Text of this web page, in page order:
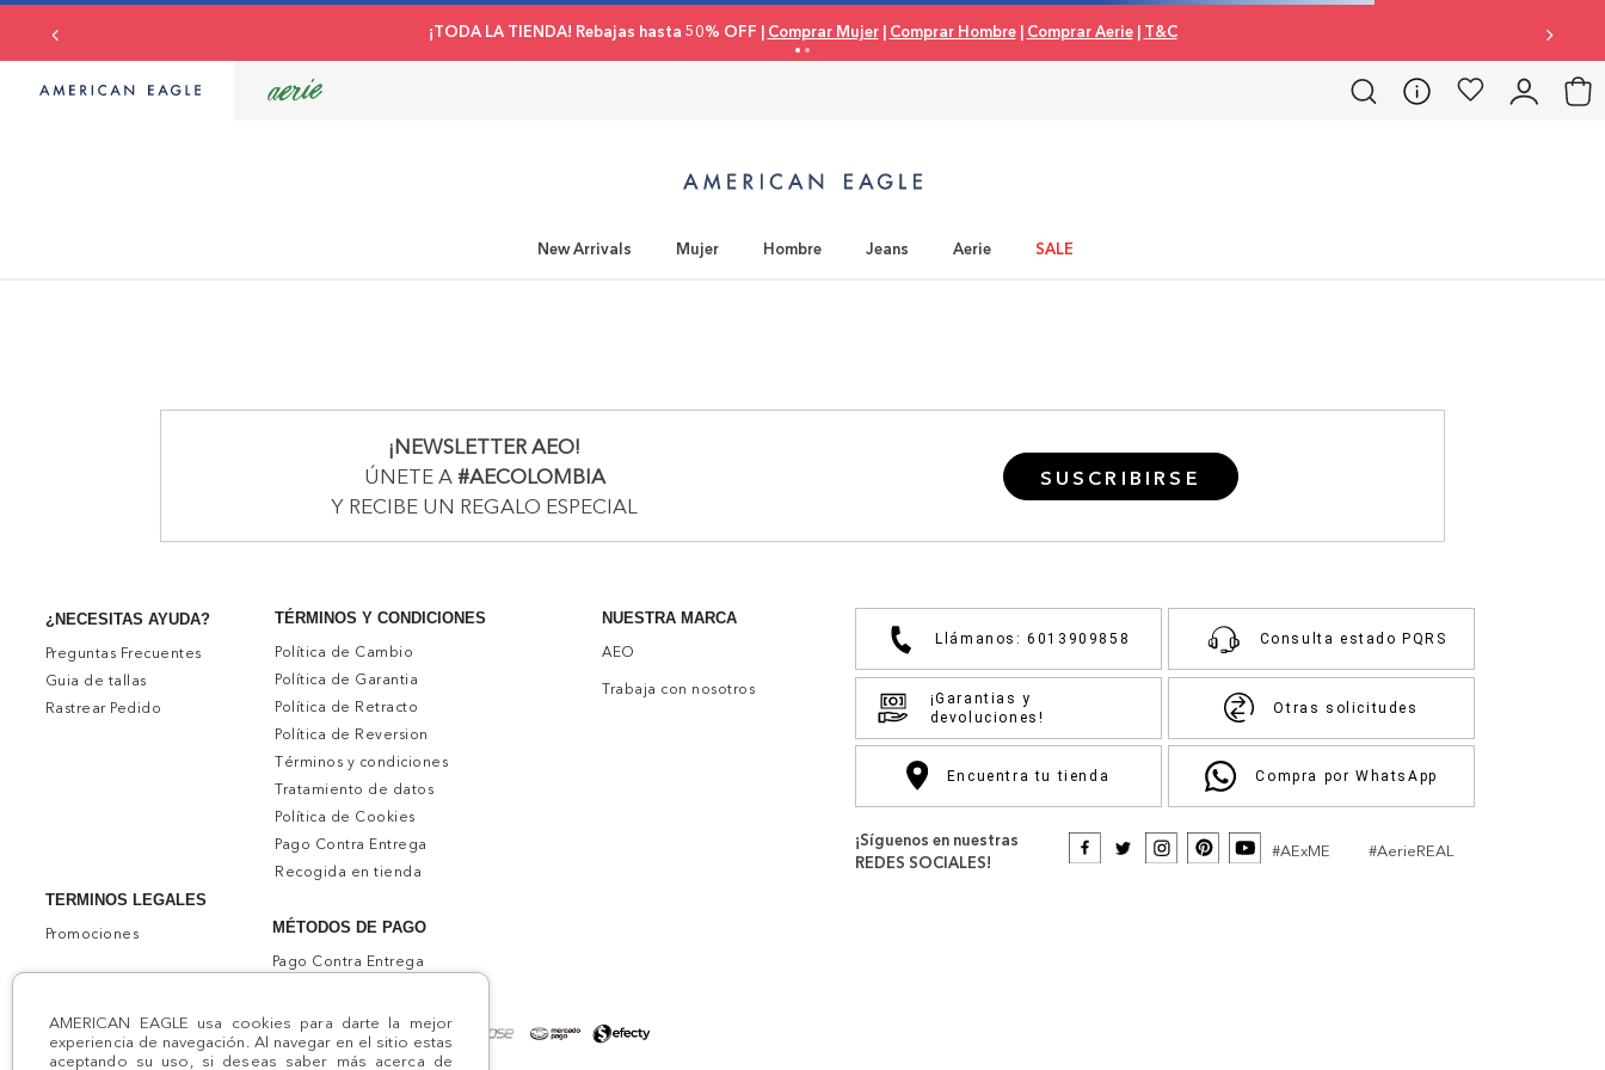
AMERICAN EAGLE usa cookies para darte la mejor
experiencia de navegación. Al navegar en el sitio estas
aceptando su uso, si deseas saber más acerca de
¡TODA LA TIENDA! Rebajas hasta 50% OFF | Comprar Mujer| Comprar Hombre| Comprar Aerie| T&C
New Arrivals Mujer Hombre Jeans Aerie SALE
¡NEWSLETTER AEO!
ÚNETE A #AECOLOMBIA
Y RECIBE UN REGALO ESPECIAL
SUSCRIBIRSE
¿NECESITAS AYUDA?
Preguntas Frecuentes
Guia de tallas
Rastrear Pedido
TERMINOS LEGALES
Promociones
TÉRMINOS Y CONDICIONES
Política de Cambio
Política de Garantia
Política de Retracto
Política de Reversion
Términos y condiciones
Tratamiento de datos
Política de Cookies
Pago Contra Entrega
Recogida en tienda
NUESTRA MARCA
AEO
Trabaja con nosotros
MÉTODOS DE PAGO
Pago Contra Entrega
Llámanos: 6013909858 Consulta estado PQRS
¡Garantias y
devoluciones!
Otras solicitudes
Encuentra tu tienda Compra por WhatsApp
¡Síguenos en nuestras
REDES SOCIALES!
#AExME #AerieREAL